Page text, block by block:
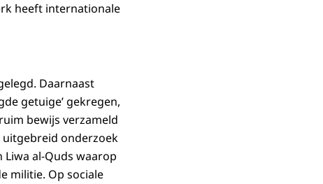
heeft internationale
Daarnaast
getuige’ gekregen,
bewijs verzameld
uitgebreid onderzoek
al-Quds waarop
militie. Op sociale